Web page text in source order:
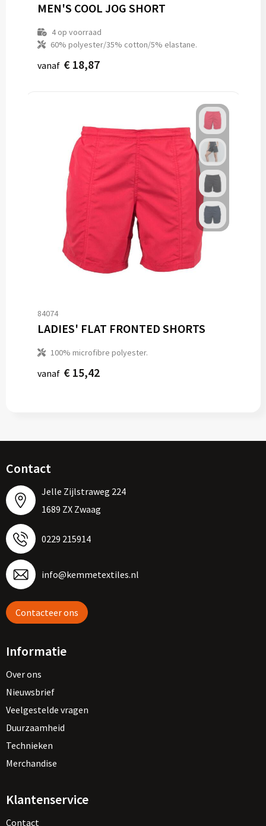
MEN'S COOL JOG SHORT
4op voorraad
60% polyester/35% cotton/5% elastane.
vanaf € 18,87
84074
LADIES' FLAT FRONTED SHORTS
100% microfibre polyester.
vanaf € 15,42
Contact
Jelle Zijlstraweg 224
1689 ZX Zwaag
0229 215914
info@kemmetextiles.nl
Contacteer ons
Informatie
Over ons
Nieuwsbrief
Veelgestelde vragen
Duurzaamheid
Technieken
Merchandise
Klantenservice
Contact